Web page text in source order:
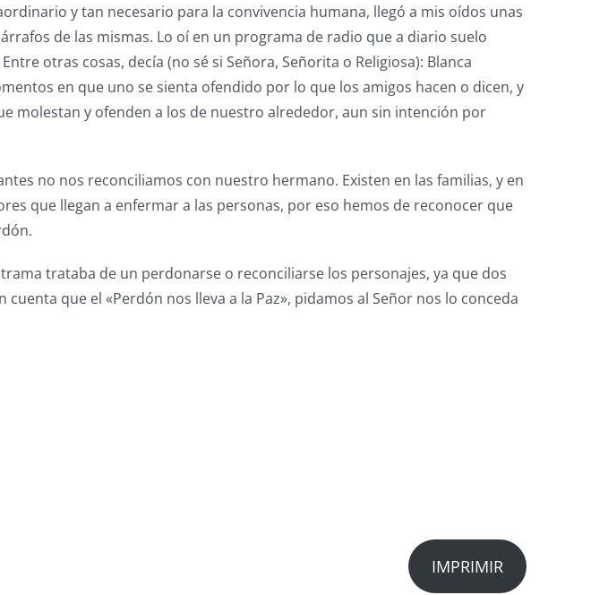
y tan necesario para la convivencia humana, llegó a mis oídos unas
de las mismas. Lo oí en un programa de radio que a diario suelo
otras cosas, decía (no sé si Señora, Señorita o Religiosa): Blanca
en que uno se sienta ofendido por lo que los amigos hacen o dicen, y
molestan y ofenden a los de nuestro alrededor, aun sin intención por
no nos reconciliamos con nuestro hermano. Existen en las familias, y en
que llegan a enfermar a las personas, por eso hemos de reconocer que
trataba de un perdonarse o reconciliarse los personajes, ya que dos
que el «Perdón nos lleva a la Paz», pidamos al Señor nos lo conceda
IMPRIMIR